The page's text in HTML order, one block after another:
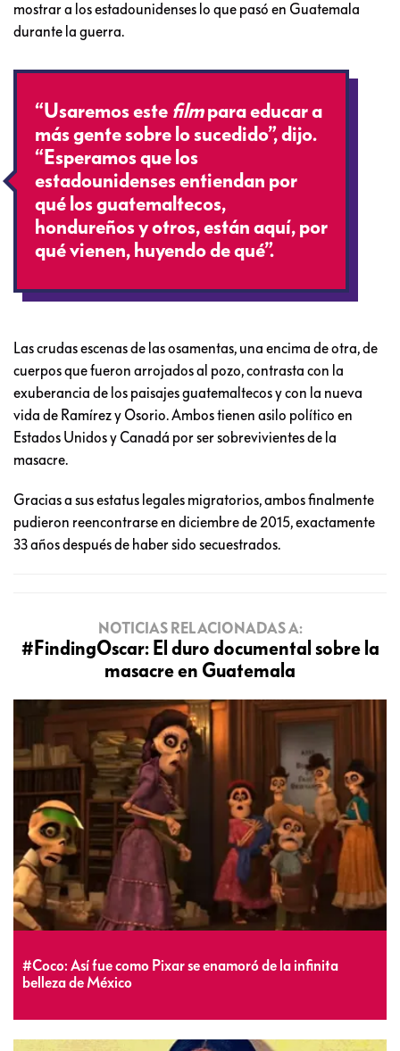
mostrar a los estadounidenses lo que pasó en Guatemala
durante la guerra.
“Usaremos este filmpara educar a
más gente sobre lo sucedido”, dijo.
“Esperamos que los
estadounidenses entiendan por
qué los guatemaltecos,
hondureños y otros, están aquí, por
qué vienen, huyendo de qué”.
Las crudas escenas de las osamentas, una encima de otra, de
cuerpos que fueron arrojados al pozo, contrasta con la
exuberancia de los paisajes guatemaltecos y con la nueva
vida de Ramírez y Osorio. Ambos tienen asilo político en
Estados Unidos y Canadá por ser sobrevivientes de la
masacre.
Gracias a sus estatus legales migratorios, ambos finalmente
pudieron reencontrarse en diciembre de 2015, exactamente
33 años después de haber sido secuestrados.
NOTICIAS RELACIONADAS A:
#FindingOscar: El duro documental sobre la
masacre en Guatemala
#Coco: Así fue como Pixar se enamoró de la infinita
belleza de México